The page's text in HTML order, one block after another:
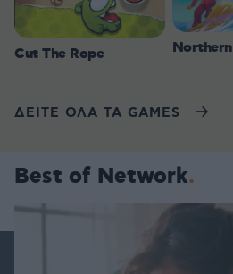
Cut The Rope
ΔΕΙΤΕ ΟΛΑ ΤΑ GAMES
Best of Network